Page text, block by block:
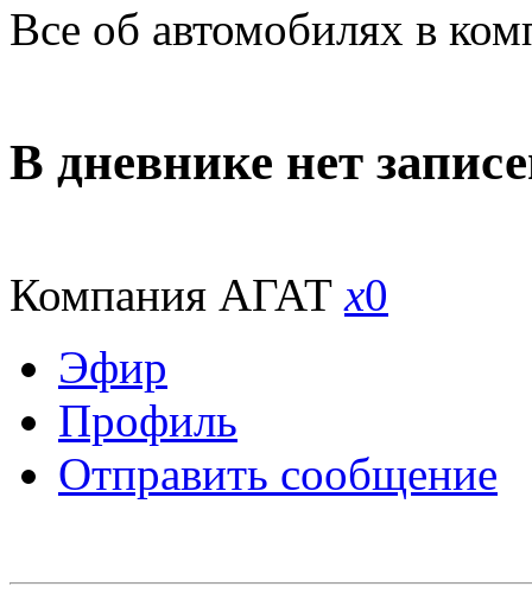
Все об автомобилях в
В дневнике нет
Компания АГАТx0
Эфир
Профиль
Отправить сообщение